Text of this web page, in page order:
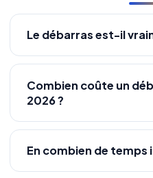
Le débarras est-il
Combien coûte un
2026 ?
En combien de temps